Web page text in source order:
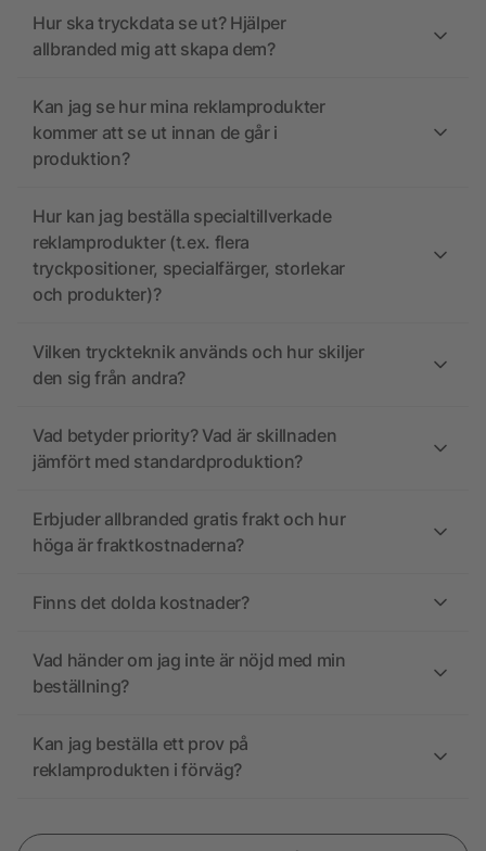
Hur ska tryckdata se ut? Hjälper
allbranded mig att skapa dem?
Kan jag se hur mina reklamprodukter
kommer att se ut innan de går i
produktion?
Hur kan jag beställa specialtillverkade
reklamprodukter (t.ex. flera
tryckpositioner, specialfärger, storlekar
och produkter)?
Vilken tryckteknik används och hur skiljer
den sig från andra?
Vad betyder priority? Vad är skillnaden
jämfört med standardproduktion?
Erbjuder allbranded gratis frakt och hur
höga är fraktkostnaderna?
Finns det dolda kostnader?
Vad händer om jag inte är nöjd med min
beställning?
Kan jag beställa ett prov på
reklamprodukten i förväg?